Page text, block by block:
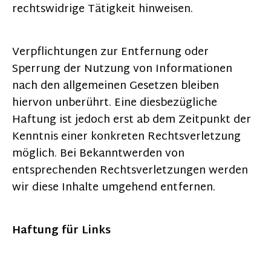
rechtswidrige Tätigkeit hinweisen.
Verpflichtungen zur Entfernung oder
Sperrung der Nutzung von Informationen
nach den allgemeinen Gesetzen bleiben
hiervon unberührt. Eine diesbezügliche
Haftung ist jedoch erst ab dem Zeitpunkt der
Kenntnis einer konkreten Rechtsverletzung
möglich. Bei Bekanntwerden von
entsprechenden Rechtsverletzungen werden
wir diese Inhalte umgehend entfernen.
Haftung für Links